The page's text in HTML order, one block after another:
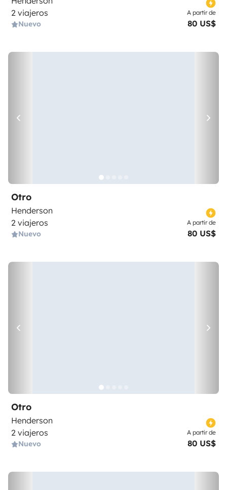
2 viajeros
Nuevo
A partir de
80 US$
Otro
Henderson
2 viajeros
Nuevo
A partir de
80 US$
Otro
Henderson
2 viajeros
Nuevo
A partir de
80 US$